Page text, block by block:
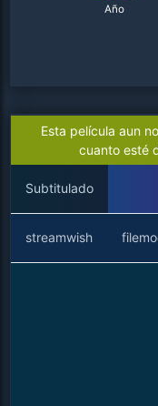
Año
Esta película aun
cuanto esté
Subtitulado
streamwish